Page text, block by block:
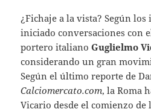
¿Fichaje a la vista?Según
iniciado conversaciones con
portero italianoGuglielmo
considerando un gran
Según el último reporte de
Calciomercato.com, la Roma
Vicario desde el comienzo de